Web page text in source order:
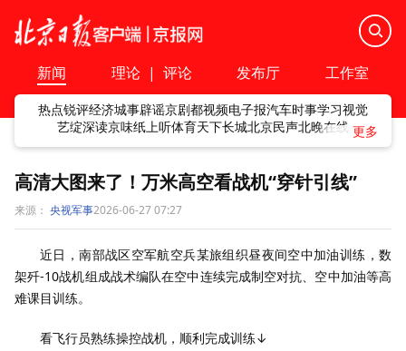
新闻 理论 | 评论 发布厅 工作室
热点锐评经济城事辟谣京剧都视频电子报汽车时事学习视觉
艺绽深读京味纸上听体育天下长城北京民声北晚在线
高清大图来了！万米高空看战机“穿针引线”
来源： 央视军事2026-06-27 07:27
近日，南部战区空军航空兵某旅组织昼夜间空中加油训练，数
架歼-10战机组成战术编队在空中连续完成制空对抗、空中加油等高
难课目训练。
看飞行员熟练操控战机，顺利完成训练↓